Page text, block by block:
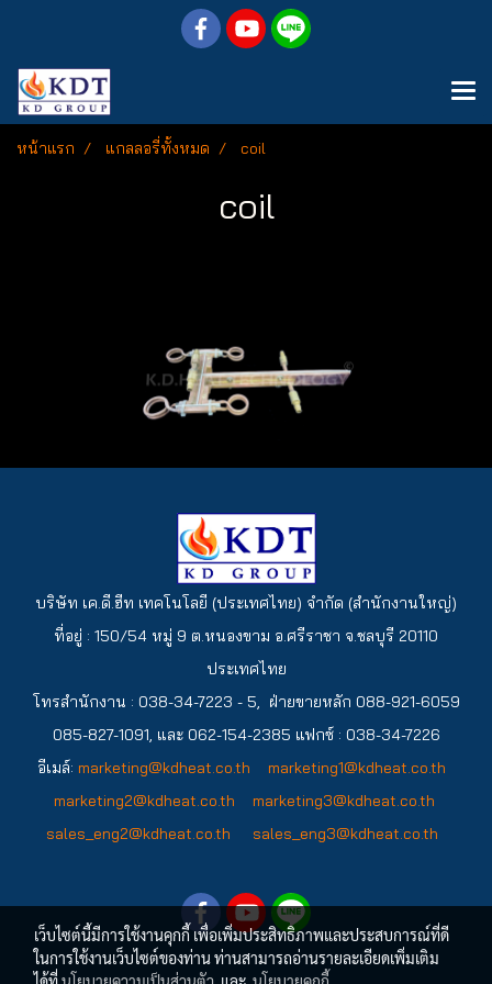
หน้าแรก แกลลอรี่ทั้งหมด coil
coil
บริษัท เค.ดี.ฮีท เทคโนโลยี (ประเทศไทย) จำกัด (สำนักงานใหญ่)
ที่อยู่ : 150/54 หมู่ 9 ต.หนองขาม อ.ศรีราชา จ.ชลบุรี 20110
ประเทศไทย
โทรสำนักงาน : 038-34-7223 - 5, ฝ่ายขายหลัก 088-921-6059
085-827-1091, และ 062-154-2385 แฟกซ์ : 038-34-7226
อีเมล์: marketing@kdheat.co.th
marketing1@kdheat.co.th
marketing2@kdheat.co.th
marketing3@kdheat.co.th
sales_eng2@kdheat.co.th
sales_eng3@kdheat.co.th
เว็บไซต์นี้มีการใช้งานคุกกี้ เพื่อเพิ่มประสิทธิภาพและประสบการณ์ที่ดี
ในการใช้งานเว็บไซต์ของท่าน ท่านสามารถอ่านรายละเอียดเพิ่มเติม